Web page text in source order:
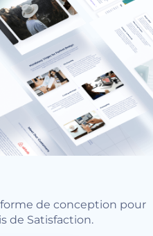
de conception pour
de Satisfaction.